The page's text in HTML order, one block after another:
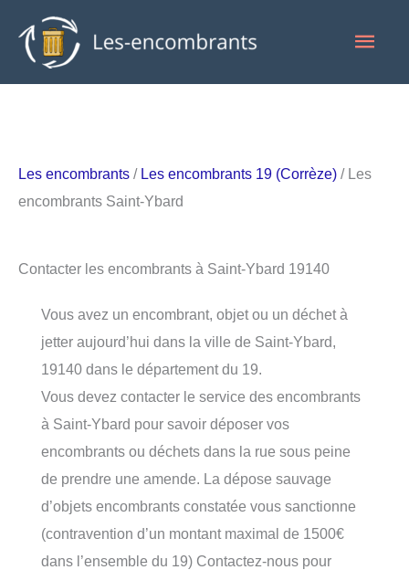
contenu
Les encombrants / Les encombrants 19 (Corrèze) / Les
encombrants Saint-Ybard
Contacter les encombrants à Saint-Ybard 19140
Vous avez un encombrant, objet ou un déchet à
jetter aujourd’hui dans la ville de Saint-Ybard,
19140 dans le département du 19.
Vous devez contacter le service des encombrants
à Saint-Ybard pour savoir déposer vos
encombrants ou déchets dans la rue sous peine
de prendre une amende. La dépose sauvage
d’objets encombrants constatée vous sanctionne
(contravention d’un montant maximal de 1500€
dans l’ensemble du 19) Contactez-nous pour